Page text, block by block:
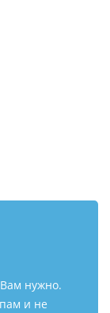
нужно.
и не